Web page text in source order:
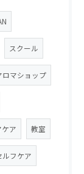
スクール
ロマショップ
ケア 教室
ルフケア